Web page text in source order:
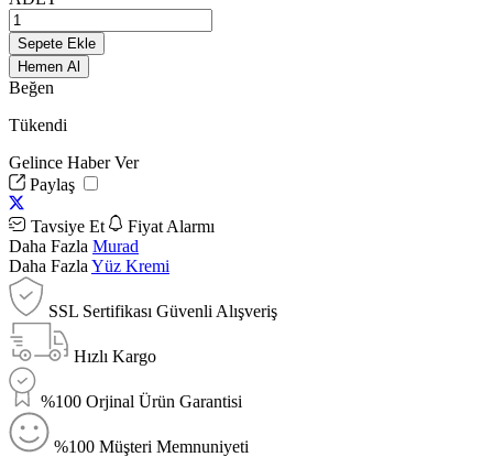
Sepete Ekle
Hemen Al
Beğen
Tükendi
Gelince Haber Ver
Paylaş
Tavsiye Et
Fiyat Alarmı
Daha Fazla Murad
Daha Fazla Yüz Kremi
SSL Sertifikası Güvenli Alışveriş
Hızlı Kargo
%100 Orjinal Ürün Garantisi
%100 Müşteri Memnuniyeti